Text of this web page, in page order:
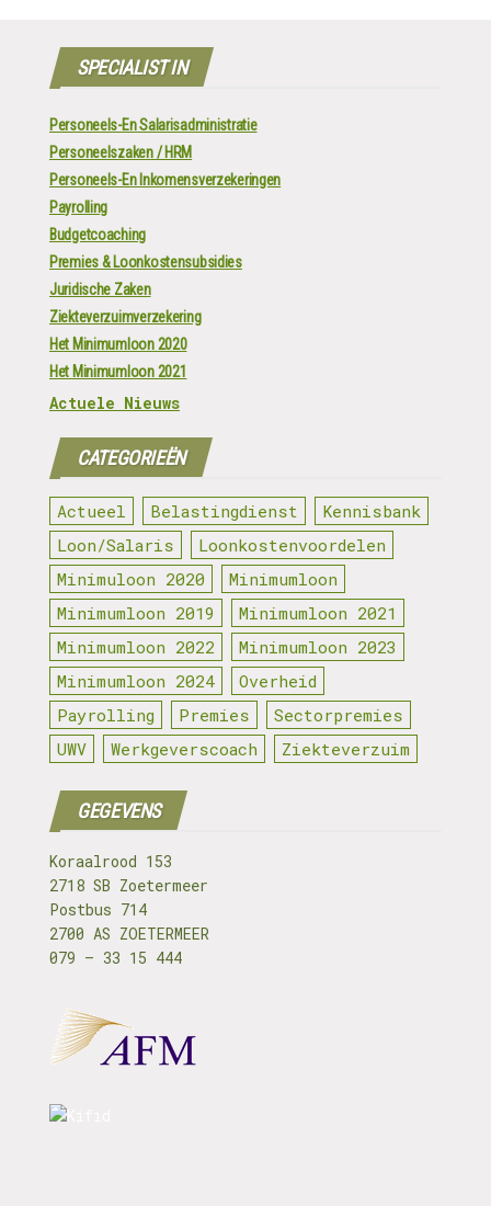
SPECIALIST IN
Personeels-En Salarisadministratie
Personeelszaken / HRM
Personeels-En Inkomensverzekeringen
Payrolling
Budgetcoaching
Premies & Loonkostensubsidies
Juridische Zaken
Ziekteverzuimverzekering
Het Minimumloon 2020
Het Minimumloon 2021
Actuele Nieuws
CATEGORIEËN
Actueel Belastingdienst
Kennisbank
Loon/Salaris
Loonkostenvoordelen
Minimuloon 2020
Minimumloon
Minimumloon 2019
Minimumloon 2021
Minimumloon 2022
Minimumloon 2023
Minimumloon 2024
Overheid
Payrolling
Premies
Sectorpremies
UWV
Werkgeverscoach Ziekteverzuim
GEGEVENS
Koraalrood 153
2718 SB Zoetermeer
Postbus 714
2700 AS ZOETERMEER
079 – 33 15 444